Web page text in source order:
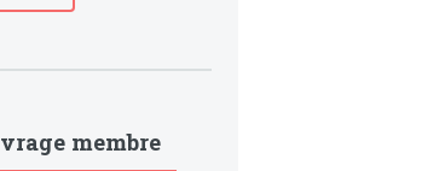
membre